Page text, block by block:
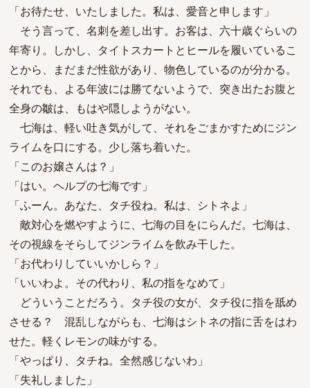
「お待たせ、いたしました。私は、愛音と申します」
そう言って、名刺を差し出す。お客は、六十歳ぐらいの
年寄り。しかし、タイトスカートとヒールを履いているこ
とから、まだまだ性欲があり、物色しているのが分かる。
それでも、よる年波には勝てないようで、突き出たお腹と
全身の皺は、もはや隠しようがない。
七海は、軽い吐き気がして、それをごまかすためにジン
ライムを口にする。少し落ち着いた。
「このお嬢さんは？」
「はい。ヘルプの七海です」
「ふーん。あなた、タチ役ね。私は、シトネよ」
敵対心を燃やすように、七海の目をにらんだ。七海は、
その視線をそらしてジンライムを飲み干した。
「お代わりしていいかしら？」
「いいわよ。その代わり、私の指をなめて」
どういうことだろう。タチ役の女が、タチ役に指を舐め
させる？ 混乱しながらも、七海はシトネの指に舌をはわ
せた。軽くレモンの味がする。
「やっぱり、タチね。全然感じないわ」
「失礼しました」